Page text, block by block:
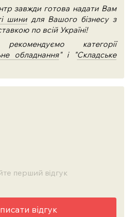
завжди готова надати Вам
шинидля Вашого бізнесу з
по всій Україні!
категорії
обладнання" і "Складське
перший відгук
відгук